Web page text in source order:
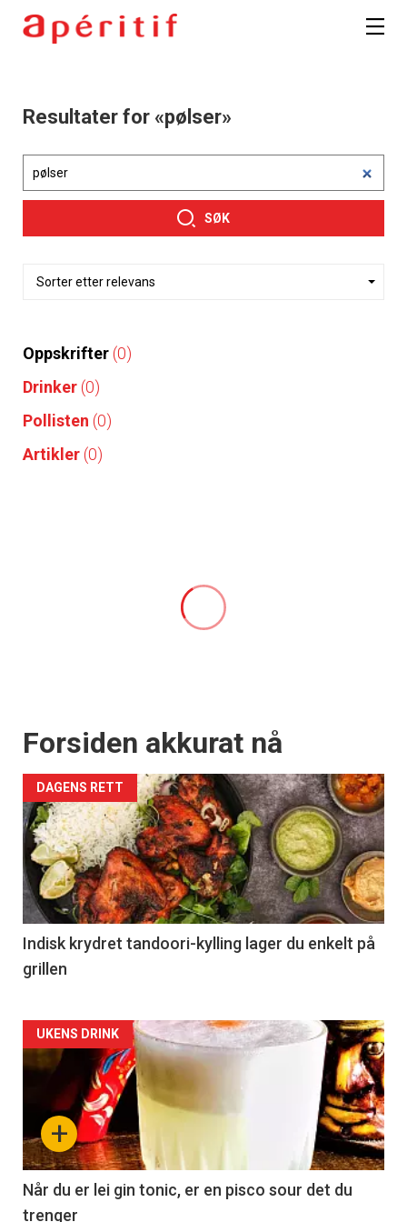
Resultater for «pølser»
SØK
Oppskrifter (0)
Drinker (0)
Pollisten (0)
Artikler (0)
Forsiden akkurat nå
DAGENS RETT
Indisk krydret tandoori-kylling lager du enkelt på
grillen
Forsiden
akkurat
nå
-
2
+
UKENS DRINK
Når du er lei gin tonic, er en pisco sour det du
trenger